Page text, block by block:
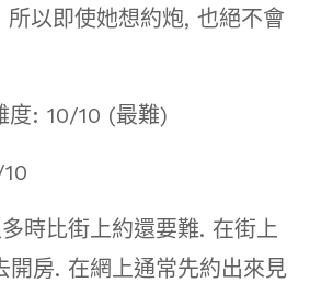
所以即使她想約炮, 也絕不會
度: 10/10 (最難)
時比街上約還要難. 在街上
開房. 在網上通常先約出來見